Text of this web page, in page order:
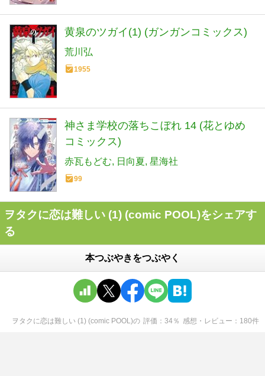
黄泉のツガイ(1) (ガンガンコミックス)
荒川弘
1955
神さま学校の落ちこぼれ 14 (花とゆめ
コミックス)
赤瓦もどむ 日向夏 星海社
99
ヲタクに恋は難しい (1) (comic POOL)をシェアす
る
本つぶやきをつぶやく
ヲタクに恋は難しい (1) (comic POOL)の 評価 34％ 感想・レビュー 180件